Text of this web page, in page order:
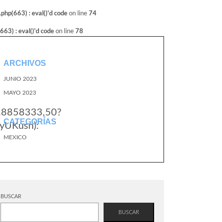
: eval()'d code on line 74
: eval()'d code on line 78
ARCHIVOS
JUNIO 2023
MAYO 2023
CATEGORÍAS
MEXICO
BUSCAR
BUSCAR